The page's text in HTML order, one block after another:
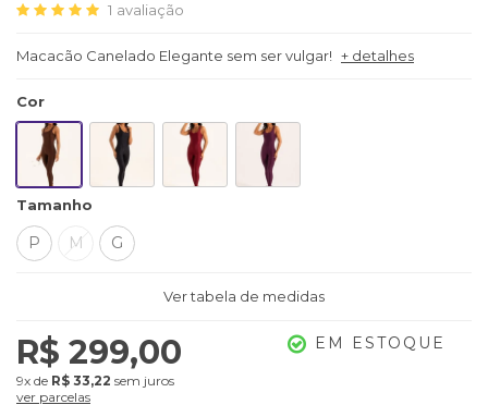
1 avaliação
Macacão Canelado Elegante sem ser vulgar! + detalhes
Cor
Tamanho
P M G
Ver tabela de medidas
R$ 299,00
9x de R$ 33,22 sem juros
ver parcelas
EM ESTOQUE